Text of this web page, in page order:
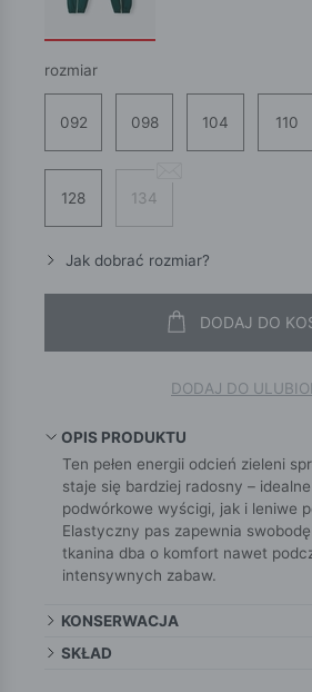
rozmiar
092 098 104 110
128 134
Jak dobrać rozmiar?
DODAJ DO
DODAJ DO
OPIS PRODUKTU
Ten pełen energii odcień zieleni
staje się bardziej radosny –
podwórkowe wyścigi, jak i leniwe
Elastyczny pas zapewnia
tkanina dba o komfort nawet
intensywnych zabaw.
KONSERWACJA
SKŁAD